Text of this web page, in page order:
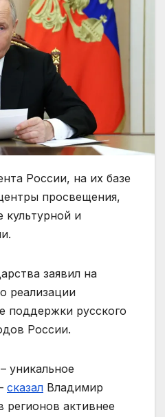
России, на их базе
просвещения,
культурной и
заявил на
реализации
поддержки русского
России.
уникальное
сказал Владимир
активнее